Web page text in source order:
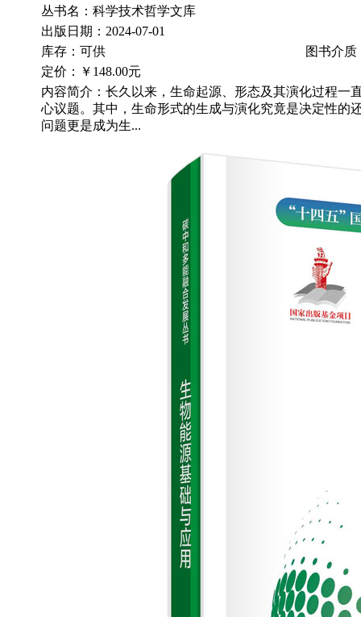
丛书名：科学技术哲学文库
出版日期：2024-07-01
库存：可供
图书介质
定价：
￥148.00元
内容简介：长久以来，生命起源、形态及其演化过程一
心议题。其中，生命形式的生成与演化究竟是决定性的
问题更是成为生...